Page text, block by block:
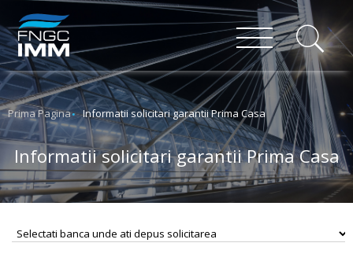
Prima Pagina Informatii solicitari garantii Prima Casa
Informatii solicitari garantii Prima Casa